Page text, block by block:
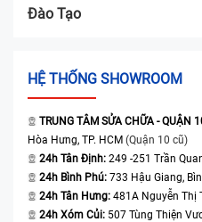
Đào Tạo
HỆ THỐNG SHOWROOM
TRUNG TÂM SỬA CHỮA - QUẬN
Hòa Hưng, TP. HCM (Quận 10 cũ)
24h Tân Định: 249 -251 Trần
24h Bình Phú: 733 Hậu Giang,
24h Tân Hưng: 481A Nguyễn Thị
24h Xóm Củi: 507 Tùng Thiện